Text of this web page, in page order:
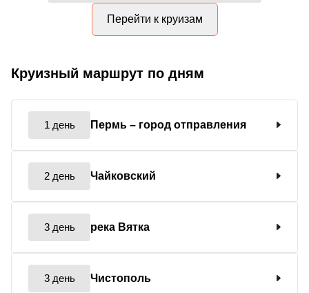
Перейти к круизам
Круизный маршрут по дням
1 день Пермь – город отправления
2 день Чайковский
3 день река Вятка
3 день Чистополь